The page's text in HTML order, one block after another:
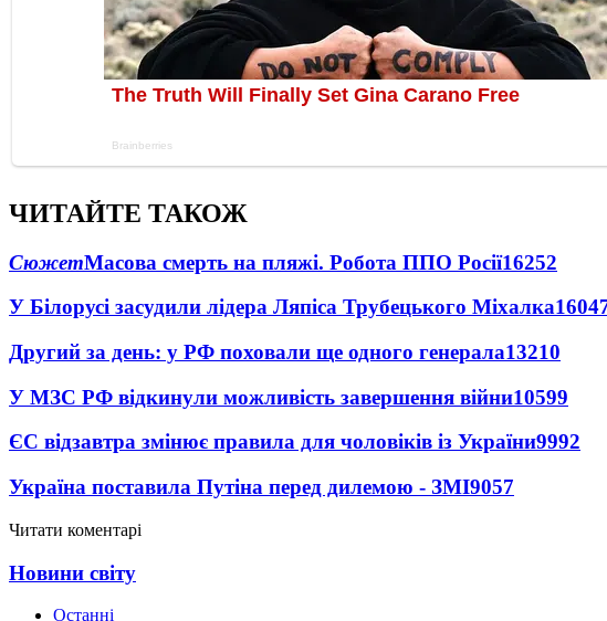
ЧИТАЙТЕ ТАКОЖ
СюжетМасова смерть на пляжі. Робота ППО Росії16252
У Білорусі засудили лідера Ляпіса Трубецького Міхалка
Другий за день: у РФ поховали ще одного генерала13210
У МЗС РФ відкинули можливість завершення війни10599
ЄС відзавтра змінює правила для чоловіків із України9992
Україна поставила Путіна перед дилемою - ЗМІ9057
Читати коментарі
Новини світу
Останні